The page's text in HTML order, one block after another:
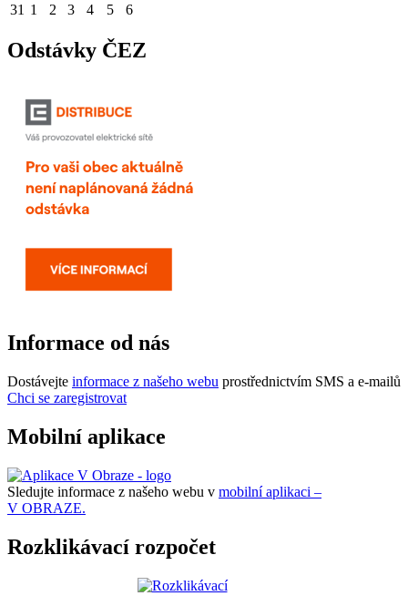
31 1 2 3 4 5 6
Odstávky ČEZ
Informace od nás
Dostávejte informace z našeho webu prostřednictvím SMS a e-mailů
Chci se zaregistrovat
Mobilní aplikace
Sledujte informace z našeho webu v mobilní aplikaci –
V OBRAZE.
Rozklikávací rozpočet